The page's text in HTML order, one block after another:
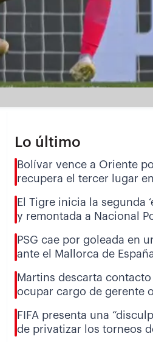
Lo último
Bolívar vence a Oriente
recupera el tercer lugar
El Tigre inicia la segunda
y remontada a Nacional
PSG cae por goleada en
ante el Mallorca de
Martins descarta contacto
ocupar cargo de gerente
FIFA presenta una
de privatizar los torneos